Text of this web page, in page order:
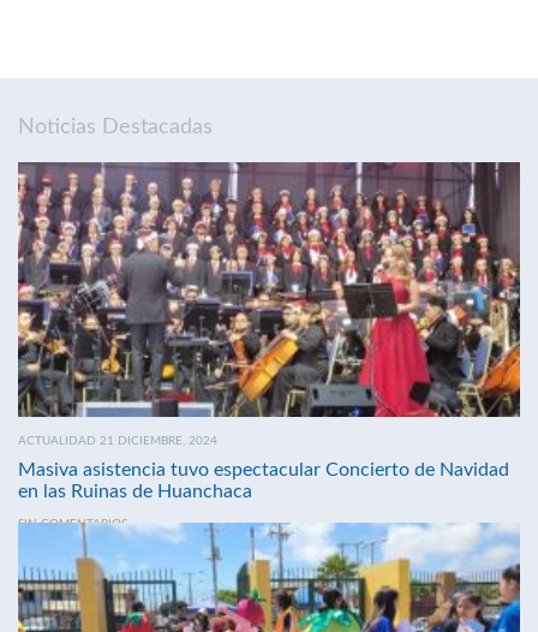
Noticias Destacadas
ACTUALIDAD 21 DICIEMBRE, 2024
Masiva asistencia tuvo espectacular Concierto de Navidad
en las Ruinas de Huanchaca
SIN COMENTARIOS